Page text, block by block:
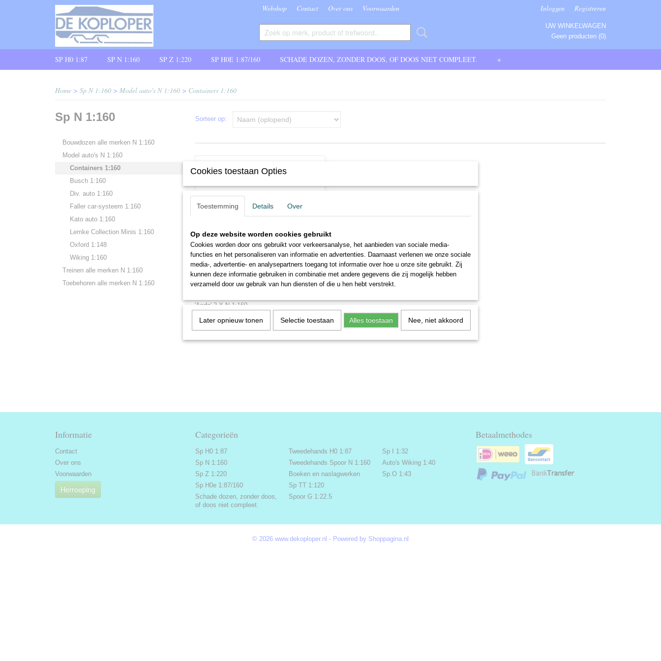
Webshop Contact Over ons Voorwaarden Inloggen Registreren
UW WINKELWAGEN
Geen producten (0)
SP H0 1:87 SP N 1:160 SP Z 1:220 SP H0E 1:87/160 SCHADE DOZEN, ZONDER DOOS, OF DOOS NIET COMPLEET. +
Home > Sp N 1:160 > Model auto's N 1:160 > Containers 1:160
Sp N 1:160
Bouwdozen alle merken N 1:160
Model auto's N 1:160
Containers 1:160
Busch 1:160
Div. auto 1:160
Faller car-systeem 1:160
Kato auto 1:160
Lemke Collection Minis 1:160
Oxford 1:148
Wiking 1:160
Treinen alle merken N 1:160
Toebehoren alle merken N 1:160
Sorteer op:
GF379-374A
'Asda' 2 X N 1:160
€ 8,95 € 7,61
Informatie
Contact
Over ons
Voorwaarden
Herroeping
Categorieën
Sp H0 1:87
Sp N 1:160
Sp Z 1:220
Sp H0e 1:87/160
Schade dozen, zonder doos,
of doos niet compleet.
Tweedehands H0 1:87
Tweedehands Spoor N 1:160
Boeken en naslagwerken
Sp TT 1:120
Spoor G 1:22.5
Sp I 1:32
Auto's Wiking 1:40
Sp.O 1:43
Betaalmethodes
© 2026 www.dekoploper.nl - Powered by Shoppagina.nl
Cookies toestaan Opties
Toestemming Details Over
Op deze website worden cookies gebruikt
Cookies worden door ons gebruikt voor verkeersanalyse, het aanbieden van sociale media-
functies en het personaliseren van informatie en advertenties. Daarnaast verlenen we onze sociale
media-, advertentie- en analysepartners toegang tot informatie over hoe u onze site gebruikt. Zij
kunnen deze informatie gebruiken in combinatie met andere gegevens die zij mogelijk hebben
verzameld door uw gebruik van hun diensten of die u hen hebt verstrekt.
Later opnieuw tonen Selectie toestaan Alles toestaan Nee, niet akkoord